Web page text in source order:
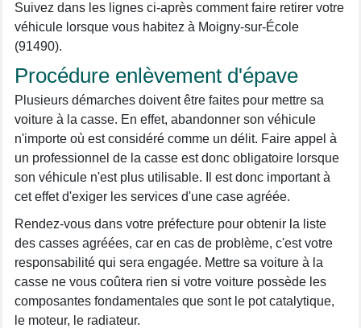
Suivez dans les lignes ci-après comment faire retirer votre
véhicule lorsque vous habitez à Moigny-sur-École
(91490).
Procédure enlèvement d'épave
Plusieurs démarches doivent être faites pour mettre sa
voiture à la casse. En effet, abandonner son véhicule
n'importe où est considéré comme un délit. Faire appel à
un professionnel de la casse est donc obligatoire lorsque
son véhicule n'est plus utilisable. Il est donc important à
cet effet d'exiger les services d'une case agréée.
Rendez-vous dans votre préfecture pour obtenir la liste
des casses agréées, car en cas de problème, c'est votre
responsabilité qui sera engagée. Mettre sa voiture à la
casse ne vous coûtera rien si votre voiture possède les
composantes fondamentales que sont le pot catalytique,
le moteur, le radiateur.